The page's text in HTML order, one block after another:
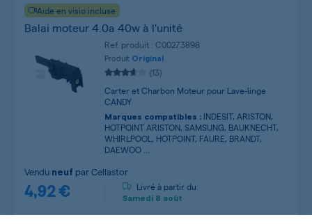
Aide en visio incluse
Balai moteur 4.0a 40w à l'unité
Ref. produit : C00273898
Produit Original
(13)
Carter et Charbon Moteur pour Lave-linge
CANDY
Marques compatibles : INDESIT, ARISTON,
HOTPOINT ARISTON, SAMSUNG, BAUKNECHT,
WHIRLPOOL, HOTPOINT, FAURE, BRANDT,
DAEWOO ...
4,92 €
Vendu neuf parCellastor
Livré à partir du
Samedi 8 août